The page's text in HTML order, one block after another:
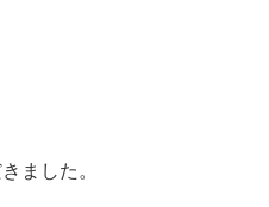
ました。